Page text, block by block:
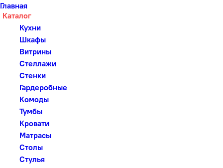
Главная
Каталог
Кухни
Шкафы
Витрины
Стеллажи
Стенки
Гардеробные
Комоды
Тумбы
Кровати
Матрасы
Столы
Стулья